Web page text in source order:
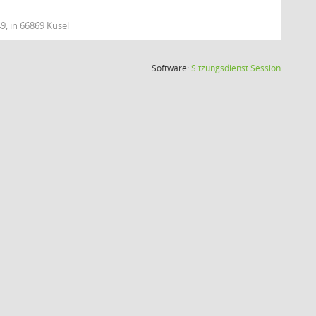
in 66869 Kusel
Software:SitzungsdienstSession(Wird in